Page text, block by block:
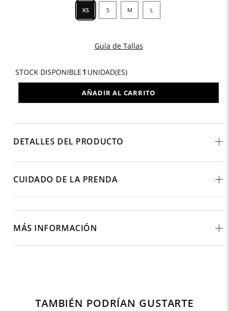
XS S M L
Guía de Tallas
STOCK DISPONIBLE 1 UNIDAD(ES)
AÑADIR AL CARRITO
DETALLES DEL PRODUCTO
CUIDADO DE LA PRENDA
MÁS INFORMACIÓN
TAMBIÉN PODRÍAN GUSTARTE